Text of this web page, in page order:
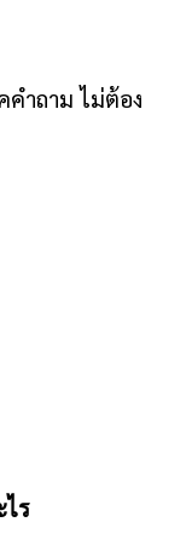
ำถาม ไม่ต้อง
ร